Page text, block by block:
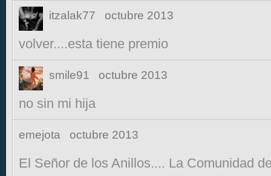
itzalak77 octubre 2013
volver....esta tiene premio
smile91 octubre 2013
no sin mi hija
emejota octubre 2013
El Señor de los Anillos.... La Comunidad